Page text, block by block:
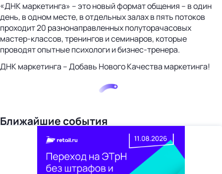
«ДНК маркетинга» – это новый формат общения – в один
день, в одном месте, в отдельных залах в пять потоков
проходит 20 разнонаправленных полуторачасовых
мастер-классов, тренингов и семинаров, которые
проводят опытные психологи и бизнес-тренера.
ДНК маркетинга – Добавь Нового Качества маркетинга!
Ближайшие события